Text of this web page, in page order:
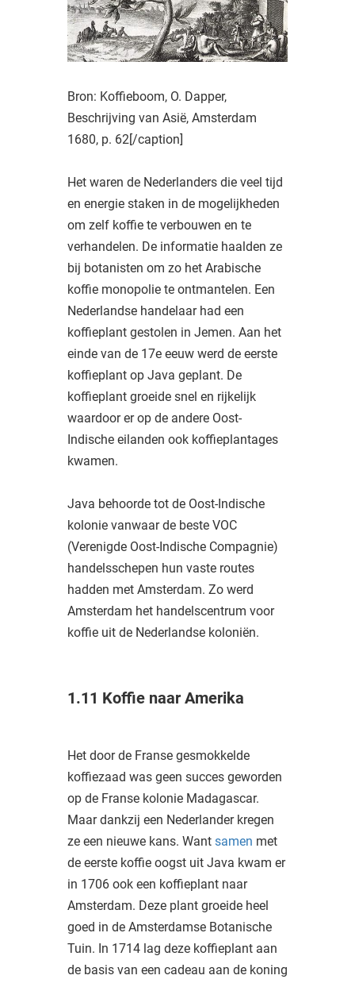
Bron: Koffieboom, O. Dapper,
Beschrijving van Asië, Amsterdam
1680, p. 62[/caption]
Het waren de Nederlanders die veel tijd
en energie staken in de mogelijkheden
om zelf koffie te verbouwen en te
verhandelen. De informatie haalden ze
bij botanisten om zo het Arabische
koffie monopolie te ontmantelen. Een
Nederlandse handelaar had een
koffieplant gestolen in Jemen. Aan het
einde van de 17e eeuw werd de eerste
koffieplant op Java geplant. De
koffieplant groeide snel en rijkelijk
waardoor er op de andere Oost-
Indische eilanden ook koffieplantages
kwamen.
Java behoorde tot de Oost-Indische
kolonie vanwaar de beste VOC
(Verenigde Oost-Indische Compagnie)
handelsschepen hun vaste routes
hadden met Amsterdam. Zo werd
Amsterdam het handelscentrum voor
koffie uit de Nederlandse koloniën.
1.11 Koffie naar Amerika
Het door de Franse gesmokkelde
koffiezaad was geen succes geworden
op de Franse kolonie Madagascar.
Maar dankzij een Nederlander kregen
ze een nieuwe kans. Want samen met
de eerste koffie oogst uit Java kwam er
in 1706 ook een koffieplant naar
Amsterdam. Deze plant groeide heel
goed in de Amsterdamse Botanische
Tuin. In 1714 lag deze koffieplant aan
de basis van een cadeau aan de koning